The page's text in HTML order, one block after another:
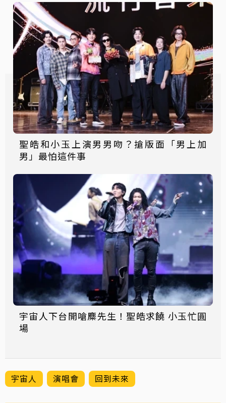
聖皓和小玉上演男男吻？搶版面「男上加
男」最怕這件事
宇宙人下台開嗆麋先生！聖皓求饒 小玉忙圓
場
宇宙人 演唱會 回到未來